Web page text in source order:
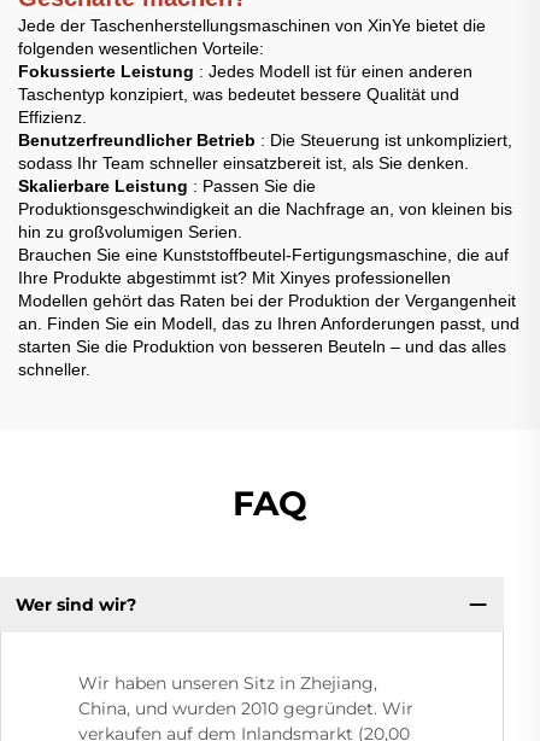
Jede der Taschenherstellungsmaschinen von XinYe bietet die
folgenden wesentlichen Vorteile:
Fokussierte Leistung : Jedes Modell ist für einen anderen
Taschentyp konzipiert, was bedeutet bessere Qualität und
Effizienz.
Benutzerfreundlicher Betrieb : Die Steuerung ist unkompliziert,
sodass Ihr Team schneller einsatzbereit ist, als Sie denken.
Skalierbare Leistung : Passen Sie die
Produktionsgeschwindigkeit an die Nachfrage an, von kleinen bis
hin zu großvolumigen Serien.
Brauchen Sie eine Kunststoffbeutel-Fertigungsmaschine, die auf
Ihre Produkte abgestimmt ist? Mit Xinyes professionellen
Modellen gehört das Raten bei der Produktion der Vergangenheit
an. Finden Sie ein Modell, das zu Ihren Anforderungen passt, und
starten Sie die Produktion von besseren Beuteln – und das alles
schneller.
FAQ
Wer sind wir?
Wir haben unseren Sitz in Zhejiang,
China, und wurden 2010 gegründet. Wir
verkaufen auf dem Inlandsmarkt (20,00